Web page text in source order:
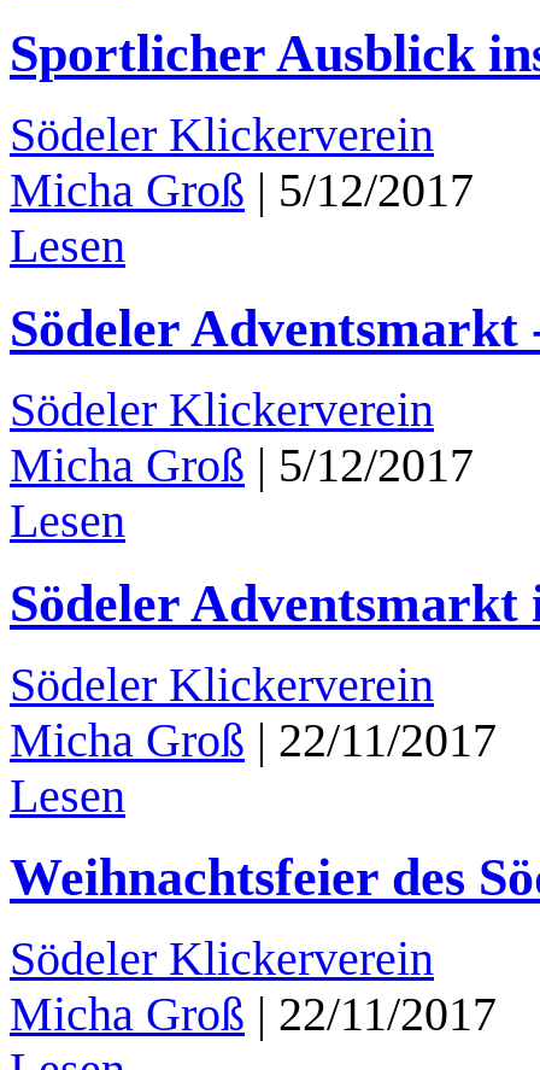
Sportlicher Ausblick
Södeler Klickerverein
Micha Groß | 5/12/2017
Lesen
Södeler Adventsmarkt
Södeler Klickerverein
Micha Groß | 5/12/2017
Lesen
Södeler Adventsmarkt
Södeler Klickerverein
Micha Groß | 22/11/2017
Lesen
Weihnachtsfeier des
Södeler Klickerverein
Micha Groß | 22/11/2017